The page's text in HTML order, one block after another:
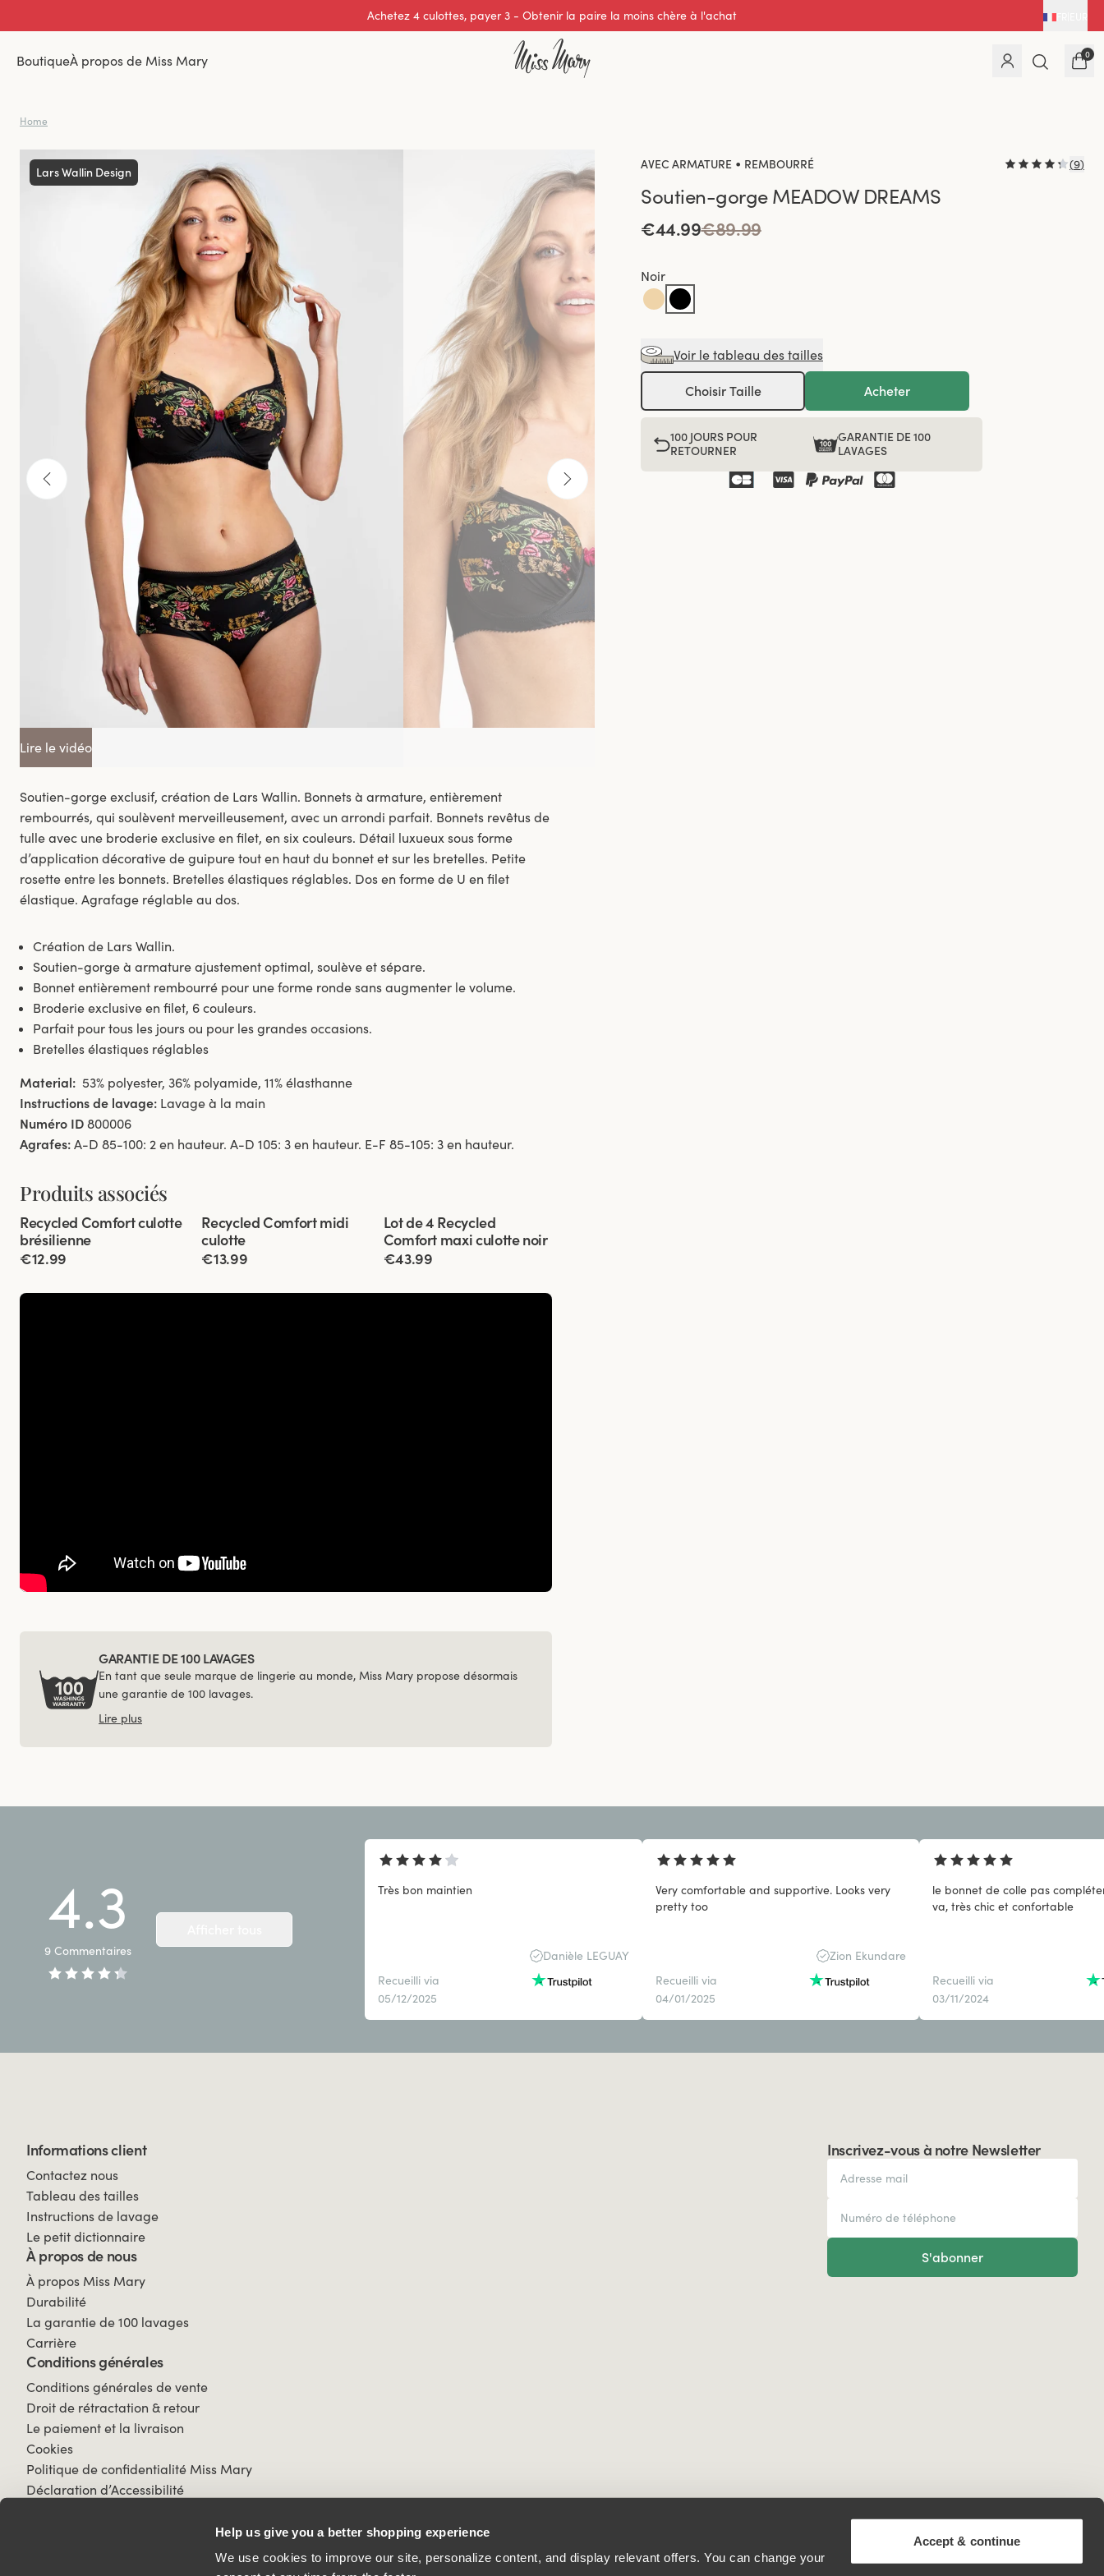
Help us give you a better shopping experience
We use cookies to improve our site, personalize content, and display relevant offers. You can change your
Accept & continue
Excellente note de 0 sur 5
BoutiqueÀ propos de Miss Mary 0
Home
Lars Wallin Design
Lire le vidéo
AVEC ARMATURE • REMBOURRÉ (9)
Soutien-gorge MEADOW DREAMS
€44.99€89.99
Noir
Voir le tableau des tailles
Choisir Taille Acheter
100 JOURS POUR
RETOURNER
GARANTIE DE 100
LAVAGES
Soutien-gorge exclusif, création de Lars Wallin. Bonnets à armature, entièrement
rembourrés, qui soulèvent merveilleusement, avec un arrondi parfait. Bonnets revêtus de
tulle avec une broderie exclusive en filet, en six couleurs. Détail luxueux sous forme
d’application décorative de guipure tout en haut du bonnet et sur les bretelles. Petite
rosette entre les bonnets. Bretelles élastiques réglables. Dos en forme de U en filet
élastique. Agrafage réglable au dos.
Création de Lars Wallin.
Soutien-gorge à armature ajustement optimal, soulève et sépare.
Bonnet entièrement rembourré pour une forme ronde sans augmenter le volume.
Broderie exclusive en filet, 6 couleurs.
Parfait pour tous les jours ou pour les grandes occasions.
Bretelles élastiques réglables
Material: 53% polyester, 36% polyamide, 11% élasthanne
Instructions de lavage: Lavage à la main
Numéro ID 800006
Agrafes: A-D 85-100: 2 en hauteur. A-D 105: 3 en hauteur. E-F 85-105: 3 en hauteur.
Produits associés
4 pour 3
Recycled Comfort culotte
brésilienne
€12.99
4 pour 3
Recycled Comfort midi
culotte
€13.99
Lot de 4 Recycled
Comfort maxi culotte noir
€43.99
GARANTIE DE 100 LAVAGES
En tant que seule marque de lingerie au monde, Miss Mary propose désormais
une garantie de 100 lavages.
Lire plus
4.3
9 Commentaires
Très bon maintien
Danièle LEGUAY
Recueilli via
05/12/2025
Very comfortable and supportive. Looks very
pretty too
Zion Ekundare
Recueilli via
04/01/2025
le bonnet de colle pas
va, très chic et confortable
Recueilli via
03/11/2024
Inscrivez-vous à notre Newsletter
S'abonner
Informations client
Contactez nous
Tableau des tailles
Instructions de lavage
Le petit dictionnaire
À propos de nous
À propos Miss Mary
Durabilité
La garantie de 100 lavages
Carrière
Conditions générales
Conditions générales de vente
Droit de rétractation & retour
Le paiement et la livraison
Cookies
Politique de confidentialité Miss Mary
Déclaration d’Accessibilité